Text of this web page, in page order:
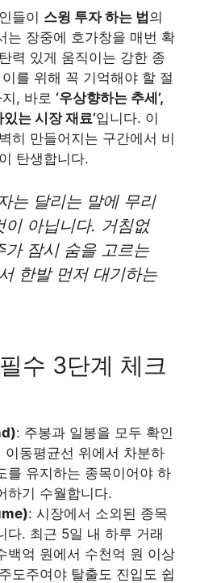
들이 스윙 투자 하는 법 의
는 장중에 호가창을 매번 확
력 있게 움직이는 강한 종
를 위해 꼭 기억해야 할 절
, 바로 ‘우상향하는 추세’,
있는 시장 재료’입니다. 이
히 만들어지는 구간에서 비
탄생합니다.
는 달리는 말에 무리
이 아닙니다. 거침없
가 잠시 숨을 고르는
한발 먼저 대기하는
수 3단계 체크
: 주봉과 일봉을 모두 확인
동평균선 위에서 차분하
를 유지하는 종목이어야 하
하기 수월합니다.
: 시장에서 소외된 종목
다. 최근 5일 내 하루 거래
백억 원에서 수천억 원 이상
도주여야 탈출도 진입도 쉽